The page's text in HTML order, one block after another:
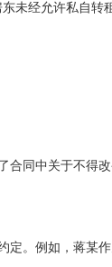
未经允许私自转
合同中关于不得
定。‌例如，‌蒋某